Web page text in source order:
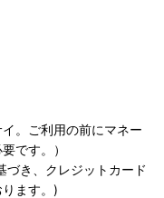
。ご利用の前にマネー
です。）
づき、クレジットカード
ます。)